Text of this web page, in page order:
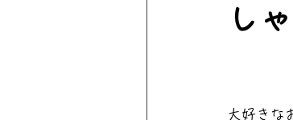
し
大好きな